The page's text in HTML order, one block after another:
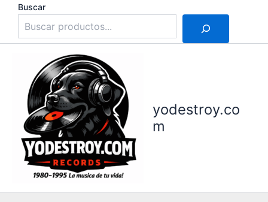
contenido
Buscar
yodestroy.co
m